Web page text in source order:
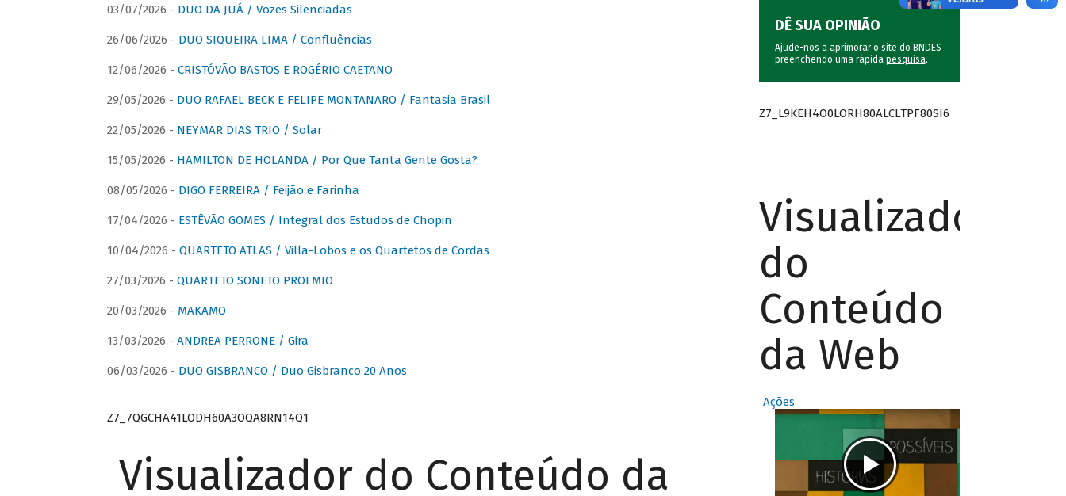
03/07/2026 - DUO DA JUÁ / Vozes Silenciadas
26/06/2026 - DUO SIQUEIRA LIMA / Confluências
12/06/2026 - CRISTÓVÃO BASTOS E ROGÉRIO CAETANO
29/05/2026 - DUO RAFAEL BECK E FELIPE MONTANARO / Fantasia Brasil
22/05/2026 - NEYMAR DIAS TRIO / Solar
15/05/2026 - HAMILTON DE HOLANDA / Por Que Tanta Gente Gosta?
08/05/2026 - DIGO FERREIRA / Feijão e Farinha
17/04/2026 - ESTÊVÃO GOMES / Integral dos Estudos de Chopin
10/04/2026 - QUARTETO ATLAS / Villa-Lobos e os Quartetos de Cordas
27/03/2026 - QUARTETO SONETO PROEMIO
20/03/2026 - MAKAMO
13/03/2026 - ANDREA PERRONE / Gira
06/03/2026 - DUO GISBRANCO / Duo Gisbranco 20 Anos
Z7_7QGCHA41LODH60A3OQA8RN14Q1
Visualizador do Conteúdo da
DÊ SUA OPINIÃO
Ajude-nos a aprimorar o site do BNDES
preenchendo uma rápida pesquisa.
Z7_L9KEH4O0LORH80ALCLTPF80SI6
Visualizador
do
Conteúdo
da Web
Ações